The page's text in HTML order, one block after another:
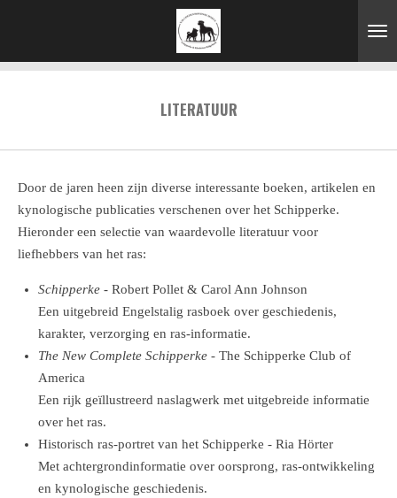
naar
LITERATUUR
Door de jaren heen zijn diverse interessante boeken, artikelen en
kynologische publicaties verschenen over het Schipperke.
Hieronder een selectie van waardevolle literatuur voor
liefhebbers van het ras:
Schipperke- Robert Pollet & Carol Ann Johnson
Een uitgebreid Engelstalig rasboek over geschiedenis,
karakter, verzorging en ras-informatie.
The New Complete Schipperke- The Schipperke Club of
America
Een rijk geïllustreerd naslagwerk met uitgebreide informatie
over het ras.
Historisch ras-portret van het Schipperke - Ria Hörter
Met achtergrondinformatie over oorsprong, ras-ontwikkeling
en kynologische geschiedenis.